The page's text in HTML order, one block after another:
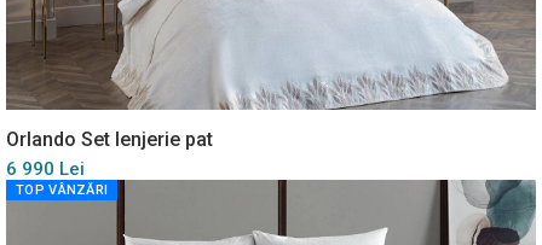
Orlando Set lenjerie pat
6 990 Lei
TOP VÂNZĂRI